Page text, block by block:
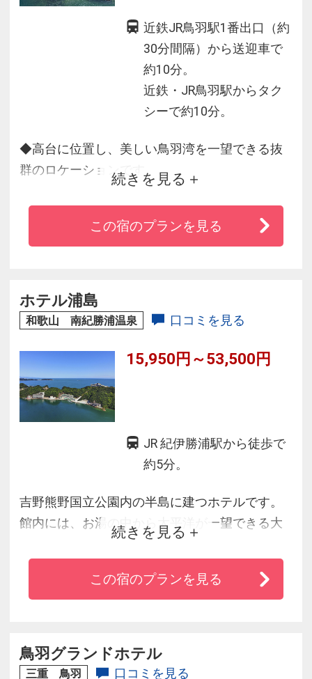
近鉄JR鳥羽駅1番出口（約
30分間隔）から送迎車で
約10分。
近鉄・JR鳥羽駅からタク
シーで約10分。
◆高台に位置し、美しい鳥羽湾を一望できる抜
群のロケーションです。
◆絶景の鳥羽湾が一望できる３種類の露天風呂
を備えた「風見の湯」が自慢です。
◆３種類の趣の異なる大浴場で館内にいながら
ぎの時間をお過ごしくださいませ。
続きを見る
この宿のプランを見る
ホテル浦島
和歌山 南紀勝浦温泉 口コミを見る
15,950円～53,500円
JR 紀伊勝浦駅から徒歩で
約5分。
吉野熊野国立公園内の半島に建つホテルです。
館内には、お湯の中から太平洋が一望できる大
洞窟温泉「忘帰洞」を含め４ケ所の温泉があ
り、その温泉を巡る“浦島温泉めぐり”が好評で
す。また、山上館屋上展望台からは熊野の山並
続きを見る
この宿のプランを見る
鳥羽グランドホテル
三重 鳥羽 口コミを見る